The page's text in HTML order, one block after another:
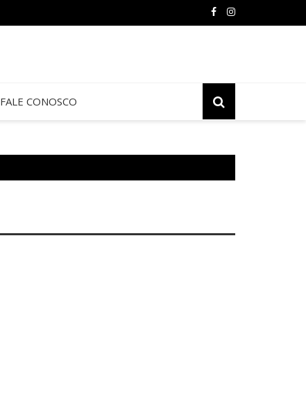
FALE CONOSCO